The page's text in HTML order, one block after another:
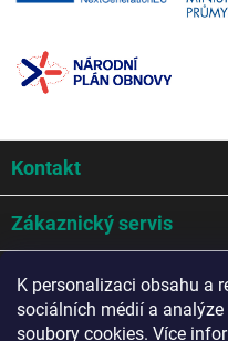
K personalizaci obsahu a
sociálních médií a
soubory cookies. Více
p
t
Kontakt
Zákaznický servis
Mohlo by se hodit
Potřebujete poradit?